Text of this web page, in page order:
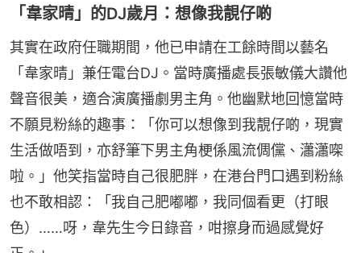
「韋家晴」的DJ歲月：想像我靚仔啲
其實在政府任職期間，他已申請在工餘時間以藝名
「韋家晴」兼任電台DJ。當時廣播處長張敏儀大讚他
聲音很美，適合演廣播劇男主角。他幽默地回憶當時
不願見粉絲的趣事：「你可以想像到我靚仔啲，現實
生活做唔到，亦舒筆下男主角梗係風流倜儻、瀟瀟㗎
啦。」他笑指當時自己很肥胖，在港台門口遇到粉絲
也不敢相認：「我自己肥嘟嘟，我同個看更（打眼
色）……呀，韋先生今日錄音，咁擦身而過感覺好